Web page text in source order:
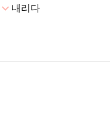
expand_more내리다